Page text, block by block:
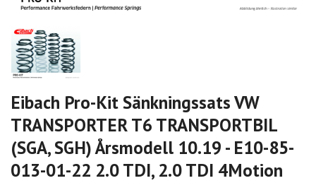
Eibach Pro-Kit Sänkningssats VW
TRANSPORTER T6 TRANSPORTBIL
(SGA, SGH) Årsmodell 10.19 - E10-85-
013-01-22 2.0 TDI, 2.0 TDI 4Motion